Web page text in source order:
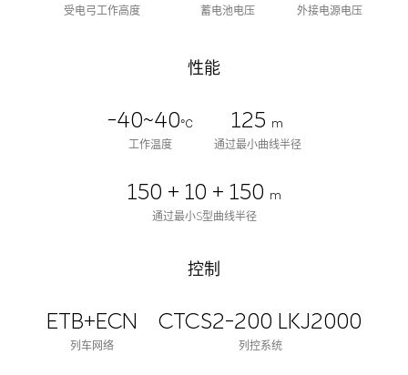
受电弓工作高度
蓄电池电压
外接电源电压
性能
-40~40℃
工作温度
125 m
通过最小曲线半径
150 + 10 + 150 m
通过最小S型曲线半径
控制
ETB+ECN
列车网络
CTCS2-200 LKJ2000
列控系统